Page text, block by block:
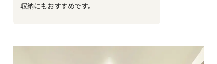
収納にもおすすめです。